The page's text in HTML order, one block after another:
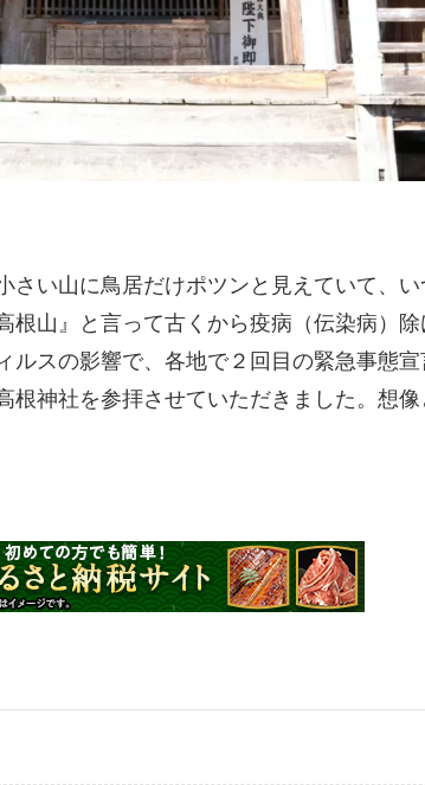
さい山に鳥居だけポツンと見えていて、
根山』と言って古くから疫病（伝染病）
ルスの影響で、各地で２回目の緊急事態宣
根神社を参拝させていただきました。想